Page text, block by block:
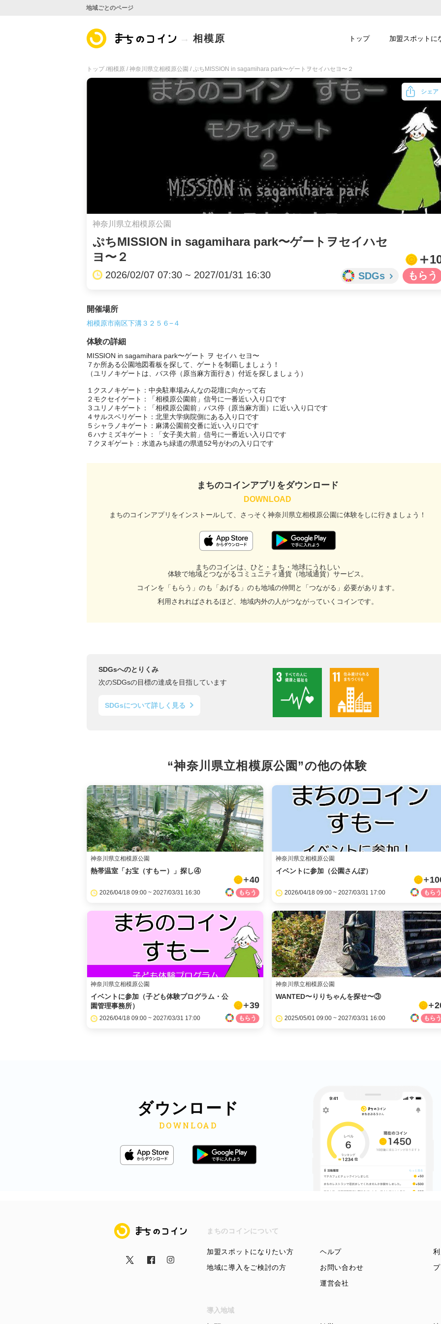
トップ /相模原 / 神奈川県立相模原公園 / ぷちMISSION in sagamihara park〜ゲートヲセイハセヨ〜２
神奈川県立相模原公園
ぷちMISSION in sagamihara park〜ゲートヲセイハセ
ヨ〜２
2026/02/07 07:30 ~ 2027/01/31 16:30 SDGs
シェア
facebook
X
URLをコピー
開催場所
相模原市南区下溝３２５６−４
体験の詳細
MISSION in sagamihara park〜ゲート ヲ セイハ セヨ〜
７か所ある公園地図看板を探して、ゲートを制覇しましょう！
（ユリノキゲートは、バス停（原当麻方面行き）付近を探しましょう）
１クスノキゲート：中央駐車場みんなの花壇に向かって右
２モクセイゲート：「相模原公園前」信号に一番近い入り口です
３ユリノキゲート：「相模原公園前」バス停（原当麻方面）に近い入り口です
４サルスベリゲート：北里大学病院側にある入り口です
５シャラノキゲート：麻溝公園前交番に近い入り口です
６ハナミズキゲート：「女子美大前」信号に一番近い入り口です
まちのコインアプリをダウンロード
まちのコインアプリをインストールして、 さっそく神奈川県立相模原公園に体験をしに行きましょう！
まちのコインは、ひと・まち・地球にうれしい
体験で地域とつながるコミュニティ通貨（地域通貨）サービス。
コインを「もらう」のも「あげる」のも地域の仲間と「つながる」必要があります。
利用されればされるほど、地域内外の人がつながっていくコインです。
SDGsへのとりくみ
次のSDGsの目標の達成を目指しています
SDGsについて詳しく見る
“神奈川県立相模原公園”の他の体験
神奈川県立相模原公園
熱帯温室「お宝（すもー）」探し④
40
2026/04/18 09:00 ~ 2027/03/31 16:30
神奈川県立相模原公園
イベントに参加（公園さんぽ）
2026/04/18 09:00 ~ 2027/03/31 17:00
神奈川県立相模原公園
イベントに参加（子ども体験プログラム・公
園管理事務所）
39
2026/04/18 09:00 ~ 2027/03/31 17:00
神奈川県立相模原公園
WANTED〜りりちゃんを探せ〜③
2025/05/01 09:00 ~ 2027/03/31 16:00
ダウンロード
まちのコイン まちのコインについて
加盟スポットになりたい方
地域に導入をご検討の方
ヘルプ
お問い合わせ
運営会社
導入地域
地域ごとのページ
トップ 加盟スポットに
相模原